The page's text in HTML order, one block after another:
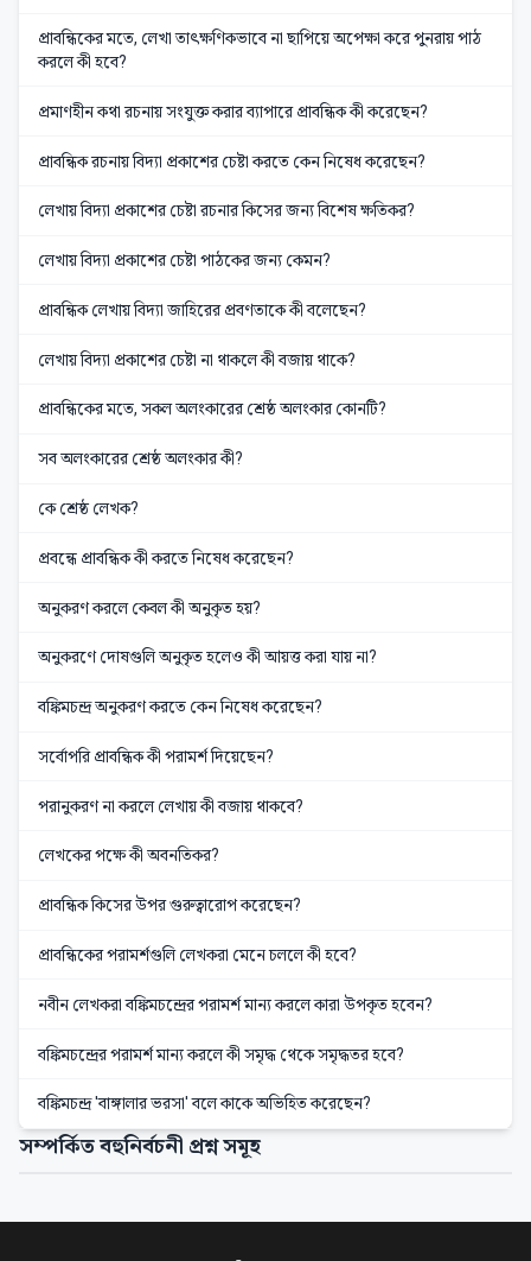
প্রাবন্ধিকের মতে, লেখা তাৎক্ষণিকভাবে না ছাপিয়ে অপেক্ষা করে পুনরায় পাঠ
করলে কী হবে?
প্রমাণহীন কথা রচনায় সংযুক্ত করার ব্যাপারে প্রাবন্ধিক কী করেছেন?
প্রাবন্ধিক রচনায় বিদ্যা প্রকাশের চেষ্টা করতে কেন নিষেধ করেছেন?
লেখায় বিদ্যা প্রকাশের চেষ্টা রচনার কিসের জন্য বিশেষ ক্ষতিকর?
লেখায় বিদ্যা প্রকাশের চেষ্টা পাঠকের জন্য কেমন?
প্রাবন্ধিক লেখায় বিদ্যা জাহিরের প্রবণতাকে কী বলেছেন?
লেখায় বিদ্যা প্রকাশের চেষ্টা না থাকলে কী বজায় থাকে?
প্রাবন্ধিকের মতে, সকল অলংকারের শ্রেষ্ঠ অলংকার কোনটি?
সব অলংকারের শ্রেষ্ঠ অলংকার কী?
কে শ্রেষ্ঠ লেখক?
প্রবন্ধে প্রাবন্ধিক কী করতে নিষেধ করেছেন?
অনুকরণ করলে কেবল কী অনুকৃত হয়?
অনুকরণে দোষগুলি অনুকৃত হলেও কী আয়ত্ত করা যায় না?
বঙ্কিমচন্দ্র অনুকরণ করতে কেন নিষেধ করেছেন?
সর্বোপরি প্রাবন্ধিক কী পরামর্শ দিয়েছেন?
পরানুকরণ না করলে লেখায় কী বজায় থাকবে?
লেখকের পক্ষে কী অবনতিকর?
প্রাবন্ধিক কিসের উপর গুরুত্বারোপ করেছেন?
প্রাবন্ধিকের পরামর্শগুলি লেখকরা মেনে চললে কী হবে?
নবীন লেখকরা বঙ্কিমচন্দ্রের পরামর্শ মান্য করলে কারা উপকৃত হবেন?
বঙ্কিমচন্দ্রের পরামর্শ মান্য করলে কী সমৃদ্ধ থেকে সমৃদ্ধতর হবে?
বঙ্কিমচন্দ্র 'বাঙ্গালার ভরসা' বলে কাকে অভিহিত করেছেন?
সম্পর্কিত বহুনির্বচনী প্রশ্ন সমূহ